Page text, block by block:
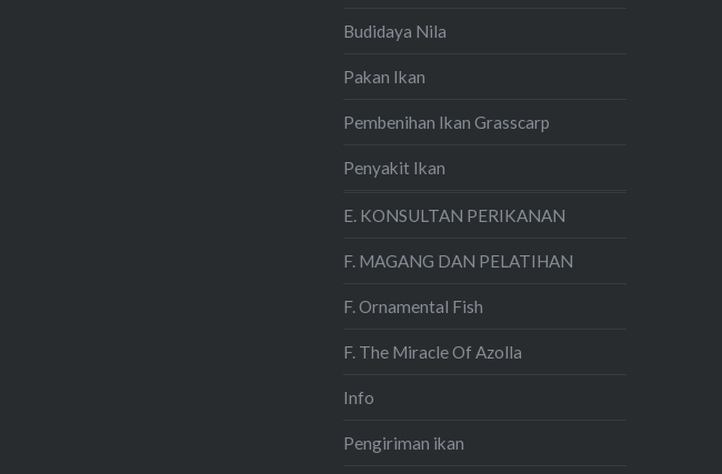
Budidaya Nila
Pakan Ikan
Pembenihan Ikan Grasscarp
Penyakit Ikan
E. KONSULTAN PERIKANAN
F. MAGANG DAN PELATIHAN
F. Ornamental Fish
F. The Miracle Of Azolla
Info
Pengiriman ikan